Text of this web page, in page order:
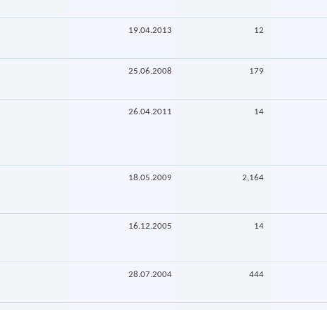
19.04.2013 12
25.06.2008 179
26.04.2011 14
18.05.2009 2,164
16.12.2005 14
28.07.2004 444